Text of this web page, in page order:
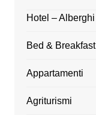
Hotel – Alberghi
Bed & Breakfast
Appartamenti
Agriturismi